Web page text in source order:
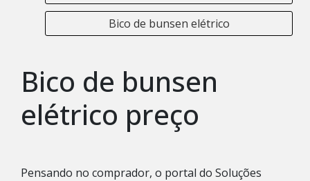
Bico de bunsen elétrico
Bico de bunsen
elétrico preço
Pensando no comprador, o portal do Soluções